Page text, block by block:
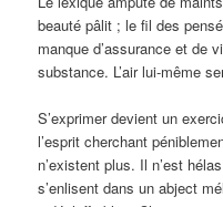
beauté pâlit ; le fil des
manque d’assurance et de
substance. L’air lui-même
S’exprimer devient un
l’esprit cherchant
n’existent plus. Il n’est
s’enlisent dans un abject